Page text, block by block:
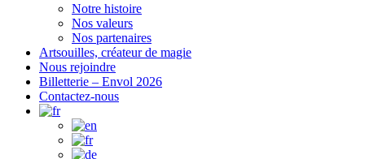
Notre histoire
Nos valeurs
Nos partenaires
Artsouilles, créateur de magie
Nous rejoindre
Billetterie – Envol 2026
Contactez-nous